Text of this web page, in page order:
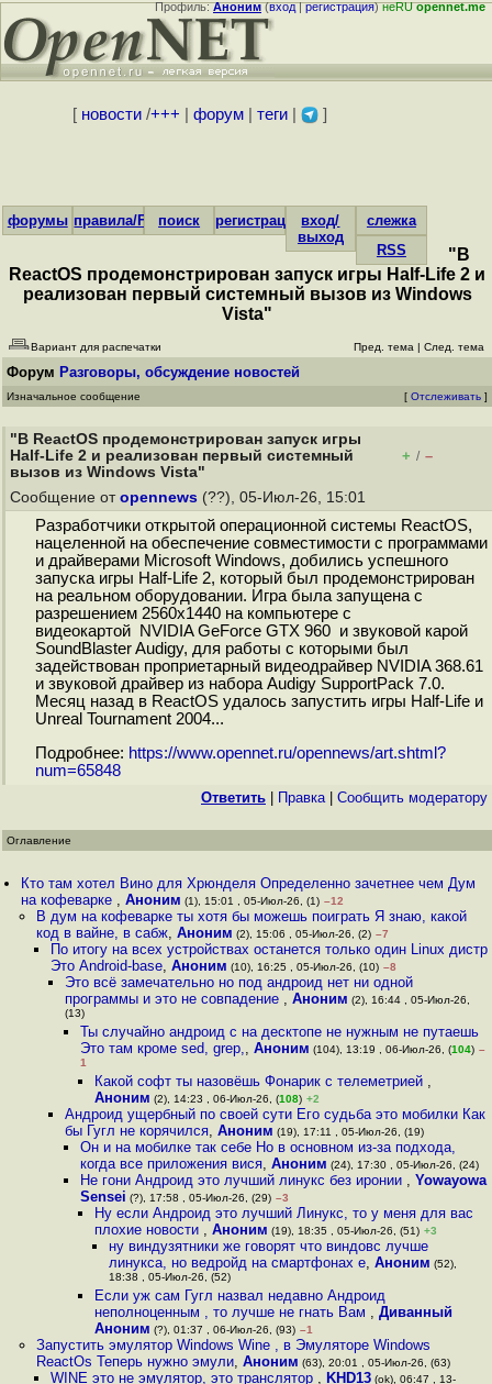
Профиль:Аноним(вход|регистрация)неRUopennet.me
[ новости/+++ форум| теги| ]
форумы правила/FAQпоиск регистрациявход/
выход
слежка
RSS
"В
ReactOS продемонстрирован запуск игры Half-Life 2 и
реализован первый системный вызов из Windows
Vista"
Вариант для распечатки Пред. тема | След. тема
Форум Разговоры, обсуждение новостей
Изначальное сообщение [ Отслеживать ]
"В ReactOS продемонстрирован запуск игры
Half-Life 2 и реализован первый системный
вызов из Windows Vista"
+ / –
Сообщение от opennews (??), 05-Июл-26, 15:01
Разработчики открытой операционной системы ReactOS,
нацеленной на обеспечение совместимости с программами
и драйверами Microsoft Windows, добились успешного
запуска игры Half-Life 2, который был продемонстрирован
на реальном оборудовании. Игра была запущена с
разрешением 2560x1440 на компьютере с
видеокартой NVIDIA GeForce GTX 960 и звуковой карой
SoundBlaster Audigy, для работы с которыми был
задействован проприетарный видеодрайвер NVIDIA 368.61
и звуковой драйвер из набора Audigy SupportPack 7.0.
Месяц назад в ReactOS удалось запустить игры Half-Life и
Unreal Tournament 2004...
Подробнее: https://www.opennet.ru/opennews/art.shtml?
num=65848
Ответить Правка| Cообщить модератору
Оглавление
Кто там хотел Вино для Хрюнделя Определенно зачетнее чем Дум
на кофеварке ,Аноним (1), 15:01 , 05-Июл-26, (1) –12
В дум на кофеварке ты хотя бы можешь поиграть Я знаю, какой
код в вайне, в сабж, Аноним (2), 15:06 , 05-Июл-26, (2) –7
По итогу на всех устройствах останется только один Linux дистр
Это Android-base, Аноним (10), 16:25 , 05-Июл-26, (10) –8
Это всё замечательно но под андроид нет ни одной
программы и это не совпадение ,Аноним (2), 16:44 , 05-Июл-26,
(13)
Ты случайно андроид с на десктопе не нужным не путаешь
Это там кроме sed, grep,, Аноним (104), 13:19 , 06-Июл-26, (104) –
1
Какой софт ты назовёшь Фонарик с телеметрией ,
Аноним (2), 14:23 , 06-Июл-26, (108) +2
Андроид ущербный по своей сути Его судьба это мобилки Как
бы Гугл не корячился,Аноним (19), 17:11 , 05-Июл-26, (19)
Он и на мобилке так себе Но в основном из-за подхода,
когда все приложения вися, Аноним (24), 17:30 , 05-Июл-26, (24)
Не гони Андроид это лучший линукс без иронии , Yowayowa
Sensei (?), 17:58 , 05-Июл-26, (29) –3
Ну если Андроид это лучший Линукс, то у меня для вас
плохие новости , Аноним (19), 18:35 , 05-Июл-26, (51) +3
ну виндузятники же говорят что виндовс лучше
линукса, но ведройд на смартфонах е,Аноним (52),
18:38 , 05-Июл-26, (52)
Если уж сам Гугл назвал недавно Андроид
неполноценным , то лучше не гнать Вам , Диванный
Аноним (?), 01:37 , 06-Июл-26, (93) –1
Запустить эмулятор Windows Wine , в Эмуляторе Windows
ReactOs Теперь нужно эмули, Аноним (63), 20:01 , 05-Июл-26, (63)
WINE это не эмулятор, это транслятор , KHD13(ok), 06:47 , 13-